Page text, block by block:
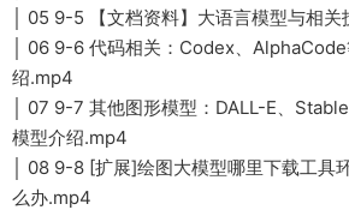
│ 05 9-5 【文档资料】大语言模型与相
│ 06 9-6 代码相关：Codex、
绍.mp4
│ 07 9-7 其他图形模型：DALL-E、
模型介绍.mp4
│ 08 9-8 [扩展]绘图大模型哪里下载工具
么办.mp4